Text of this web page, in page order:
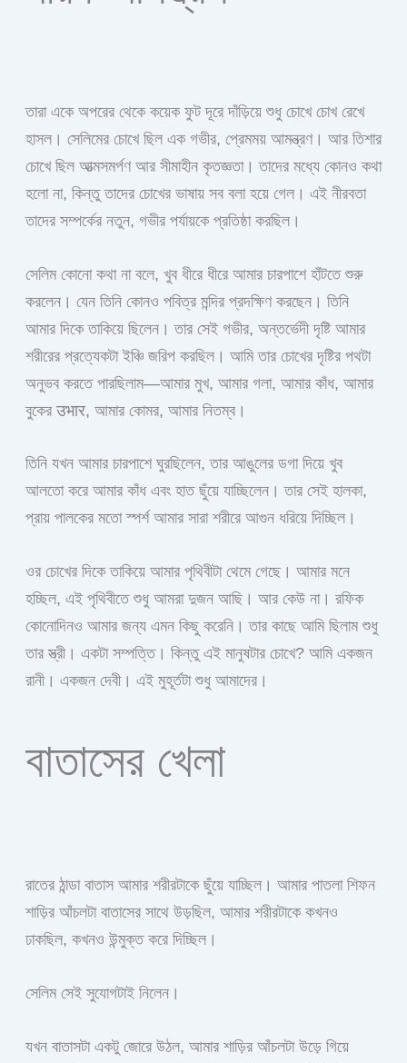
তারা একে অপরের থেকে কয়েক ফুট দূরে দাঁড়িয়ে শুধু চোখে চোখ রেখে
হাসল। সেলিমের চোখে ছিল এক গভীর, প্রেমময় আমন্ত্রণ। আর তিশার
চোখে ছিল আত্মসমর্পণ আর সীমাহীন কৃতজ্ঞতা। তাদের মধ্যে কোনও কথা
হলো না, কিন্তু তাদের চোখের ভাষায় সব বলা হয়ে গেল। এই নীরবতা
তাদের সম্পর্কের নতুন, গভীর পর্যায়কে প্রতিষ্ঠা করছিল।
সেলিম কোনো কথা না বলে, খুব ধীরে ধীরে আমার চারপাশে হাঁটতে শুরু
করলেন। যেন তিনি কোনও পবিত্র মন্দির প্রদক্ষিণ করছেন। তিনি
আমার দিকে তাকিয়ে ছিলেন। তার সেই গভীর, অন্তর্ভেদী দৃষ্টি আমার
শরীরের প্রত্যেকটা ইঞ্চি জরিপ করছিল। আমি তার চোখের দৃষ্টির পথটা
অনুভব করতে পারছিলাম—আমার মুখ, আমার গলা, আমার কাঁধ, আমার
বুকের उभार, আমার কোমর, আমার নিতম্ব।
তিনি যখন আমার চারপাশে ঘুরছিলেন, তার আঙুলের ডগা দিয়ে খুব
আলতো করে আমার কাঁধ এবং হাত ছুঁয়ে যাচ্ছিলেন। তার সেই হালকা,
প্রায় পালকের মতো স্পর্শ আমার সারা শরীরে আগুন ধরিয়ে দিচ্ছিল।
ওর চোখের দিকে তাকিয়ে আমার পৃথিবীটা থেমে গেছে। আমার মনে
হচ্ছিল, এই পৃথিবীতে শুধু আমরা দুজন আছি। আর কেউ না। রফিক
কোনোদিনও আমার জন্য এমন কিছু করেনি। তার কাছে আমি ছিলাম শুধু
তার স্ত্রী। একটা সম্পত্তি। কিন্তু এই মানুষটার চোখে? আমি একজন
রানী। একজন দেবী। এই মুহূর্তটা শুধু আমাদের।
বাতাসের খেলা
রাতের ঠান্ডা বাতাস আমার শরীরটাকে ছুঁয়ে যাচ্ছিল। আমার পাতলা শিফন
শাড়ির আঁচলটা বাতাসের সাথে উড়ছিল, আমার শরীরটাকে কখনও
ঢাকছিল, কখনও উন্মুক্ত করে দিচ্ছিল।
সেলিম সেই সুযোগটাই নিলেন।
যখন বাতাসটা একটু জোরে উঠল, আমার শাড়ির আঁচলটা উড়ে গিয়ে